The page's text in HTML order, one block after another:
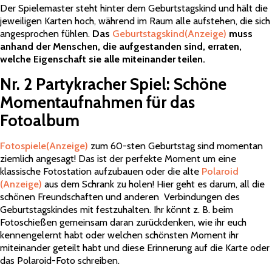
Der Spielemaster steht hinter dem Geburtstagskind und hält die
jeweiligen Karten hoch, während im Raum alle aufstehen, die sich
angesprochen fühlen. Das Geburtstagskind(Anzeige) muss
anhand der Menschen, die aufgestanden sind, erraten,
welche Eigenschaft sie alle miteinander teilen.
Nr. 2 Partykracher Spiel: Schöne
Momentaufnahmen für das
Fotoalbum
Fotospiele(Anzeige) zum 60-sten Geburtstag sind momentan
ziemlich angesagt! Das ist der perfekte Moment um eine
klassische Fotostation aufzubauen oder die alte Polaroid
(Anzeige) aus dem Schrank zu holen! Hier geht es darum, all die
schönen Freundschaften und anderen Verbindungen des
Geburtstagskindes mit festzuhalten. Ihr könnt z. B. beim
Fotoschießen gemeinsam daran zurückdenken, wie ihr euch
kennengelernt habt oder welchen schönsten Moment ihr
miteinander geteilt habt und diese Erinnerung auf die Karte oder
das Polaroid-Foto schreiben.